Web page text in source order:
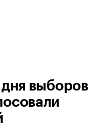
дня выборов